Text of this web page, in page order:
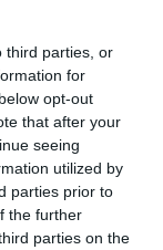
third parties, or
for
opt-out
that after your
seeing
utilized by
parties prior to
the further
parties on the